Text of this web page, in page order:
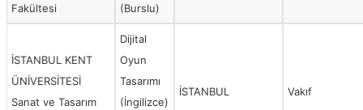
Fakültesi
(Burslu)
İSTANBUL KENT
ÜNİVERSİTESİ
Sanat ve Tasarım
Dijital
Oyun
Tasarımı
(İngilizce)
İSTANBUL Vakıf